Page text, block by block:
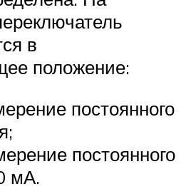
в
положение:
постоянного
постоянного
мА.